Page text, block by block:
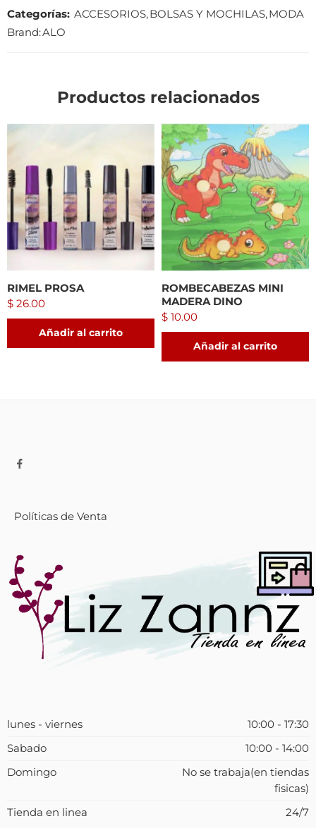
Categorías: ACCESORIOS, BOLSAS Y MOCHILAS, MODA
Brand:ALO
Productos relacionados
RIMEL PROSA
$ 26.00
Añadir al carrito
ROMBECABEZAS MINI
MADERA DINO
$ 10.00
Añadir al carrito
Políticas de Venta
lunes - viernes
10:00 - 17:30
Sabado
10:00 - 14:00
Domingo
No se trabaja(en tiendas
fisicas)
Tienda en linea
24/7